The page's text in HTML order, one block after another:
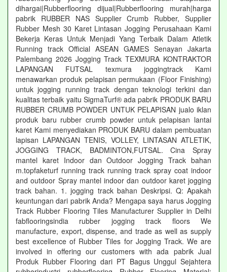
dihargai|Rubberflooring dijual|Rubberflooring murah|harga
pabrik RUBBER NAS Supplier Crumb Rubber, Supplier
Rubber Mesh 30 Karet Lintasan Jogging Perusahaan Kami
Bekerja Keras Untuk Menjadi Yang Terbaik Dalam Atletik
Running track Official ASEAN GAMES Senayan Jakarta
Palembang 2026 Jogging Track TEXMURA KONTRAKTOR
LAPANGAN FUTSAL texmura joggingtrack Kami
menawarkan produk pelapisan permukaan (Floor Finishing)
untuk jogging running track dengan teknologi terkini dan
kualitas terbaik yaitu SigmaTurf® ada pabrik PRODUK BARU
RUBBER CRUMB POWDER UNTUK PELAPISAN jualo iklan
produk baru rubber crumb powder untuk pelapisan lantai
karet Kami menyediakan PRODUK BARU dalam pembuatan
lapisan LAPANGAN TENIS, VOLLEY, LINTASAN ATLETIK,
JOGGING TRACK, BADMINTON,FUTSAL. Cina Spray
mantel karet Indoor dan Outdoor Jogging Track bahan
m.topfaketurf running track running track spray coat indoor
and outdoor Spray mantel indoor dan outdoor karet jogging
track bahan. 1. jogging track bahan Deskripsi. Q: Apakah
keuntungan dari pabrik Anda? Mengapa saya harus Jogging
Track Rubber Flooring Tiles Manufacturer Supplier in Delhi
fabflooringsindia rubber jogging track floors We
manufacture, export, dispense, and trade as well as supply
best excellence of Rubber Tiles for Jogging Track. We are
involved in offering our customers with ada pabrik Jual
Produk Rubber Flooring dari PT Bagus Unggul Sejahtera